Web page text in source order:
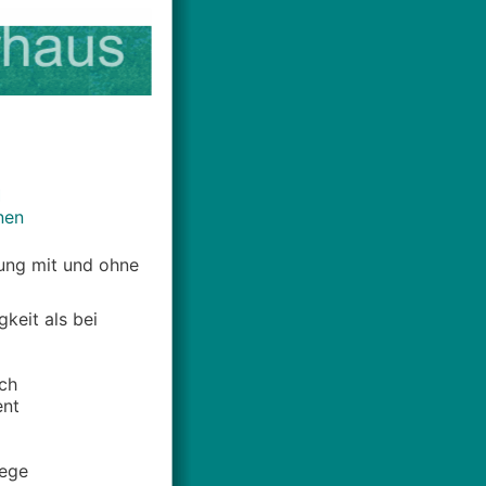
mit und ohne
als bei